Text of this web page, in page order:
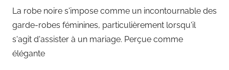
La robe noire s'impose comme un incontournable des
garde-robes féminines, particulièrement lorsqu'il
s'agit d'assister à un mariage. Perçue comme
élégante